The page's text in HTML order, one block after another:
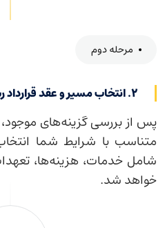
۲. انتخاب مسیر و عقد قرارداد رسمی
پس از بررسی گزینه‌های
متناسب با شرایط شما
شامل خدمات، هزینه‌ها،
خواهد شد.
مرحله دوم